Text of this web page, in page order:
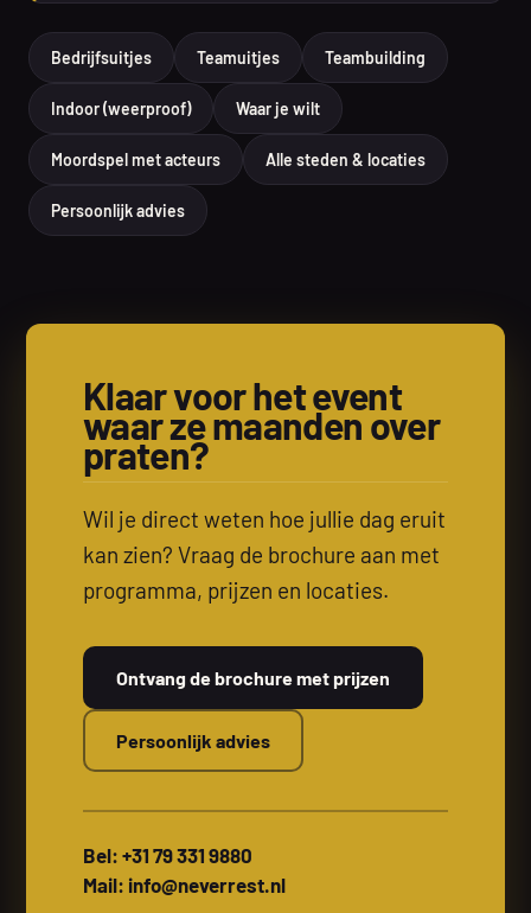
Bedrijfsuitjes Teamuitjes Teambuilding
Indoor (weerproof) Waar je wilt
Moordspel met acteurs Alle steden & locaties
Persoonlijk advies
Klaar voor het event
waar ze maanden over
praten?
Wil je direct weten hoe jullie dag eruit
kan zien? Vraag de brochure aan met
programma, prijzen en locaties.
Ontvang de brochure met prijzen
Persoonlijk advies
Bel: +31 79 331 9880
Mail: info@neverrest.nl